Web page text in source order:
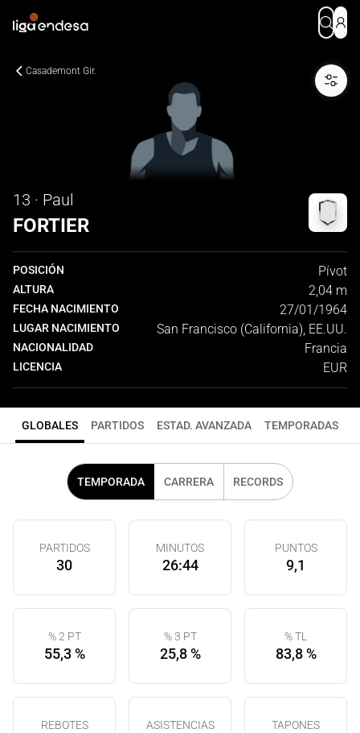
Casademont Gir.
13 · Paul
FORTIER
POSICIÓN Pívot
ALTURA 2,04 m
FECHA NACIMIENTO 27/01/1964
LUGAR NACIMIENTO San Francisco (California), EE.UU.
NACIONALIDAD Francia
LICENCIA EUR
GLOBALES PARTIDOS ESTAD. AVANZADA TEMPORADAS
TEMPORADA CARRERA RECORDS
PARTIDOS
30
MINUTOS
26:44
PUNTOS
9,1
% 2 PT
55,3 %
% 3 PT
25,8 %
% TL
83,8 %
REBOTES ASISTENCIAS TAPONES